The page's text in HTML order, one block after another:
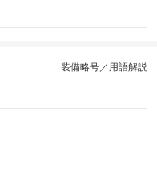
装備略号／用語解説